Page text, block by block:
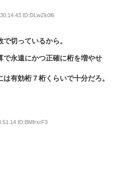
ID:DLwZk0l6
切っているから。
で永遠にかつ正確に桁を増やせ
有効桁７桁くらいで十分だろ。
ID:BMfrxrF3